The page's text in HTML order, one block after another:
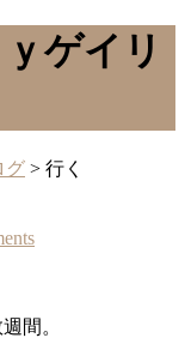
ゲイリ
グ > 行く
間。